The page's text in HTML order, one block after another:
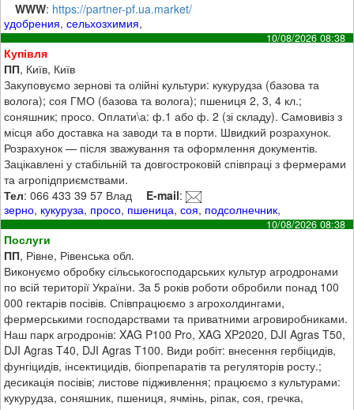
WWW: https://partner-pf.ua.market/
удобрения,сельхозхимия,
10/08/2026 08:38
Купівля
ПП, Київ, Київ
Закуповуємо зернові та олійні культури: кукурудза (базова та
волога); соя ГМО (базова та волога); пшениця 2, 3, 4 кл.;
соняшник; просо. Оплати\а: ф.1 або ф. 2 (зі складу). Самовивіз з
місця або доставка на заводи та в порти. Швидкий розрахунок.
Розрахунок — після зважування та оформлення документів.
Зацікавлені у стабільній та довгостроковій співпраці з фермерами
та агропідприємствами.
Тел: 066 433 39 57 Влад E-mail:
зерно, кукуруза, просо, пшеница,соя, подсолнечник,
10/08/2026 08:38
Послуги
ПП, Рівне, Рівенська обл.
Виконуємо обробку сільськогосподарських культур агродронами
по всій території України. За 5 років роботи обробили понад 100
000 гектарів посівів. Співпрацюємо з агрохолдингами,
фермерськими господарствами та приватними агровиробниками.
Наш парк агродронів: XAG P100 Pro, XAG XP2020, DJI Agras T50,
DJI Agras T40, DJI Agras T100. Види робіт: внесення гербіцидів,
фунгіцидів, інсектицидів, біопрепаратів та регуляторів росту.;
десикація посівів; листове підживлення; працюємо з культурами:
кукурудза, соняшник, пшениця, ячмінь, ріпак, соя, гречка,